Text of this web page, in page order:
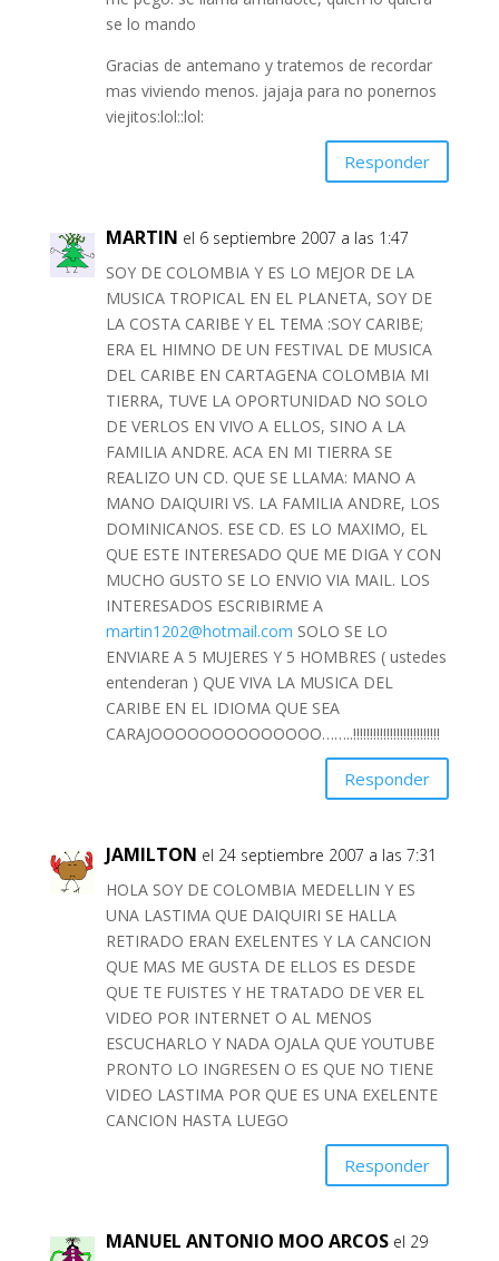
se lo mando
Gracias de antemano y tratemos de recordar
mas viviendo menos. jajaja para no ponernos
viejitos:lol::lol:
Responder
MARTIN el 6 septiembre 2007 a las 1:47
SOY DE COLOMBIA Y ES LO MEJOR DE LA
MUSICA TROPICAL EN EL PLANETA, SOY DE
LA COSTA CARIBE Y EL TEMA :SOY CARIBE;
ERA EL HIMNO DE UN FESTIVAL DE MUSICA
DEL CARIBE EN CARTAGENA COLOMBIA MI
TIERRA, TUVE LA OPORTUNIDAD NO SOLO
DE VERLOS EN VIVO A ELLOS, SINO A LA
FAMILIA ANDRE. ACA EN MI TIERRA SE
REALIZO UN CD. QUE SE LLAMA: MANO A
MANO DAIQUIRI VS. LA FAMILIA ANDRE, LOS
DOMINICANOS. ESE CD. ES LO MAXIMO, EL
QUE ESTE INTERESADO QUE ME DIGA Y CON
MUCHO GUSTO SE LO ENVIO VIA MAIL. LOS
INTERESADOS ESCRIBIRME A
martin1202@hotmail.com SOLO SE LO
ENVIARE A 5 MUJERES Y 5 HOMBRES ( ustedes
entenderan ) QUE VIVA LA MUSICA DEL
CARIBE EN EL IDIOMA QUE SEA
CARAJOOOOOOOOOOOOOO……..!!!!!!!!!!!!!!!!!!!!!!!!!!
Responder
JAMILTON el 24 septiembre 2007 a las 7:31
HOLA SOY DE COLOMBIA MEDELLIN Y ES
UNA LASTIMA QUE DAIQUIRI SE HALLA
RETIRADO ERAN EXELENTES Y LA CANCION
QUE MAS ME GUSTA DE ELLOS ES DESDE
QUE TE FUISTES Y HE TRATADO DE VER EL
VIDEO POR INTERNET O AL MENOS
ESCUCHARLO Y NADA OJALA QUE YOUTUBE
PRONTO LO INGRESEN O ES QUE NO TIENE
VIDEO LASTIMA POR QUE ES UNA EXELENTE
CANCION HASTA LUEGO
Responder
MANUEL ANTONIO MOO ARCOS el 29